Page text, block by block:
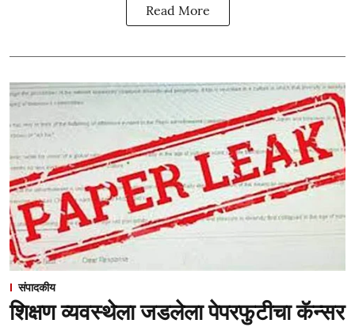
Read More
संपादकीय
शिक्षण व्यवस्थेला जडलेला पेपरफुटीचा कॅन्सर